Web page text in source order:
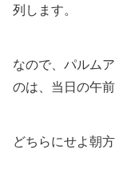
列します。
なので、パルム
のは、当日の午
どちらにせよ朝